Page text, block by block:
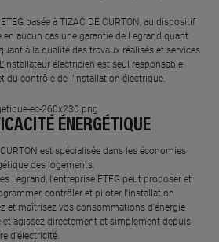
basée à TIZAC DE CURTON, au dispositif
aucun cas une garantie de Legrand quant
à la qualité des travaux réalisés et services
électricien est seul responsable
du contrôle de l’installation électrique.
ÉNERGÉTIQUE
est spécialisée dans les économies
des logements.
Legrand, l'entreprise ETEG peut proposer et
contrôler et piloter l'installation
et maîtrisez vos consommations d'énergie
et agissez directement et simplement depuis
d'électricité.